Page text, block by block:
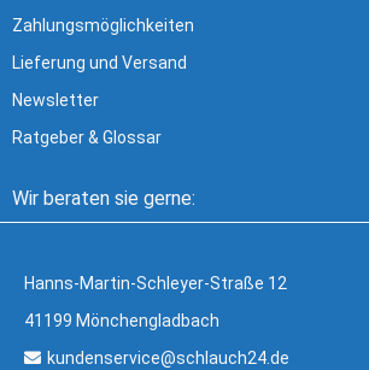
Zahlungsmöglichkeiten
Lieferung und Versand
Newsletter
Ratgeber & Glossar
Wir beraten sie gerne:
Hanns-Martin-Schleyer-Straße 12
41199 Mönchengladbach
kundenservice@schlauch24.de